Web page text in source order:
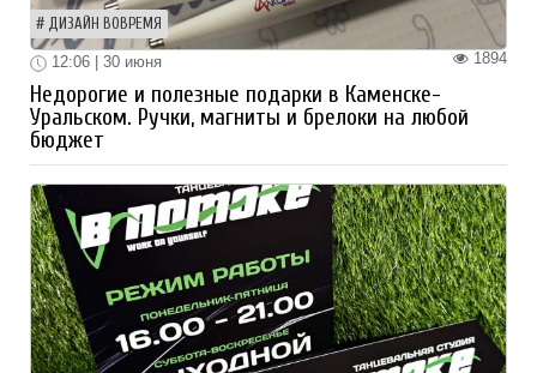
ДИЗАЙН ВОВРЕМЯ
1894
12:06 | 30 июня
Недорогие и полезные подарки в Каменске-
Уральском. Ручки, магниты и брелоки на любой
бюджет